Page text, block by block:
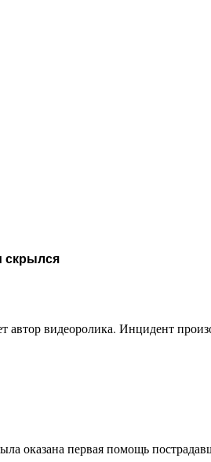
скрылся
видеоролика. Инцидент
оказана первая помощь